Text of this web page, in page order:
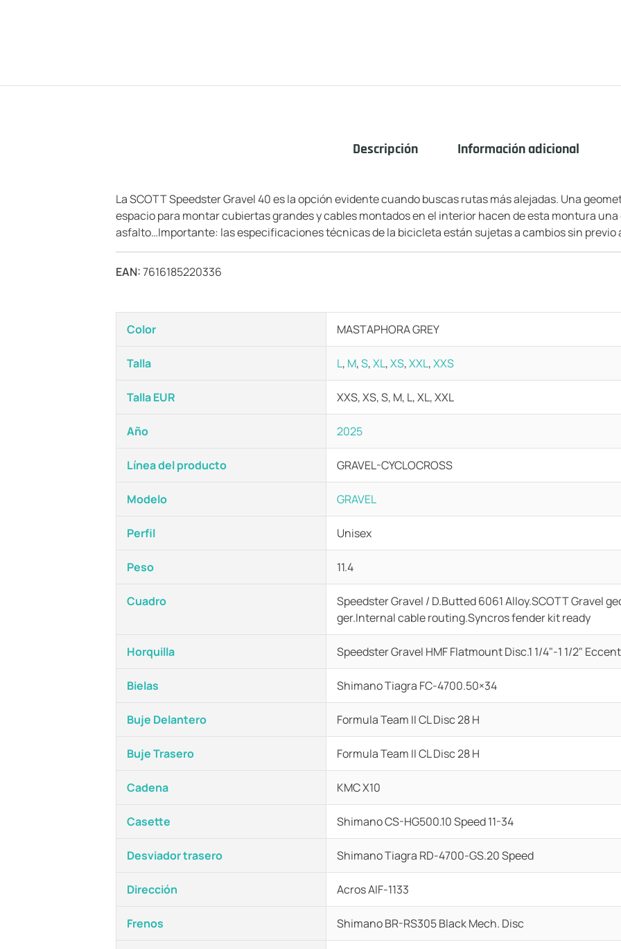
Descripción Información adicional
La SCOTT Speedster Gravel 40 es la opción evidente cuando buscas rutas más alejadas. Una
espacio para montar cubiertas grandes y cables montados en el interior hacen de esta montura
asfalto…Importante: las especificaciones técnicas de la bicicleta están sujetas a cambios sin previo
EAN:7616185220336
Color MASTAPHORA GREY
Talla L, M,S,XL,XS,XXL,XXS
Talla EUR XXS, XS, S, M, L, XL, XXL
Año 2025
Línea del producto GRAVEL-CYCLOCROSS
Modelo GRAVEL
Perfil Unisex
Peso 11.4
Cuadro
Speedster Gravel / D.Butted 6061 Alloy.SCOTT Gravel
ger.Internal cable routing.Syncros fender kit ready
Horquilla Speedster Gravel HMF Flatmount Disc.1 1/4"-1 1/2"
Bielas Shimano Tiagra FC-4700.50×34
Buje Delantero Formula Team II CL Disc 28 H
Buje Trasero Formula Team II CL Disc 28 H
Cadena KMC X10
Casette Shimano CS-HG500.10 Speed 11-34
Desviador trasero Shimano Tiagra RD-4700-GS.20 Speed
Dirección Acros AIF-1133
Frenos Shimano BR-RS305 Black Mech. Disc